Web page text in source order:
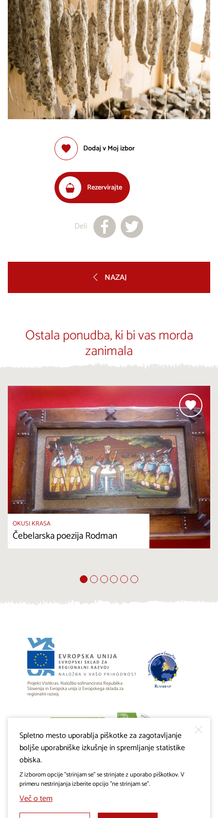
Dodaj v Moj izbor
Rezervirajte
Deli
NAZAJ
Ostala ponudba, ki bi vas morda
zanimala
OKUSI KRASA
Čebelarska poezija Rodman
Projekt Visitkras. Naložbo sofinancirata Republika
Slovenija in Evropska unija iz Evropskega sklada za
regionalni razvoj.
Spletno mesto uporablja piškotke za zagotavljanje
boljše uporabniške izkušnje in spremljanje statistike
obiska.
Z izborom opcije "strinjam se" se strinjate z uporabo piškotkov. V
primeru nestrinjanja izberite opcijo "ne strinjam se".
Več o tem